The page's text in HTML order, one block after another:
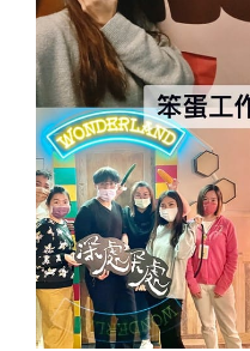
Lost
Taiwan，
兩
人
就
可
以
玩!!
小
而
精
緻
~
氛